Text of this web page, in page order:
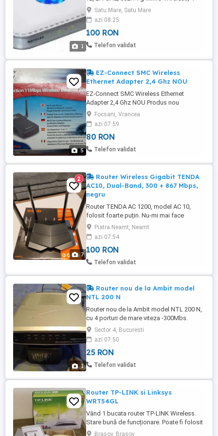
1
porturi, culoare alba cu led albastru
deasupra care se poate orpri, 7 antene
interne pentru o distanta mai mare de
emitere (RangeMax).
Satu Mare, Satu Mare
azi 08:25
100 RON
Telefon validat
5
EZ-Connect SMC Wireless
Ethernet Adapter 2,4 Ghz NOU
EZ-Connect SMC Wireless Ethernet
Adapter 2,4 Ghz NOU Produs nou
nefolosit in cutia originala cu toate
accesoriile Poze reale Pret: 80 Lei
Focsani, Vrancea
azi 07:59
80 RON
Telefon validat
7
2
Router Wireless Gigabit TENDA
AC10, Dual-Band, 300 + 867 Mbps,
negru
Router TENDA AC 1200, model AC 10,
folosit foarte puțin. Nu-mi mai face
folosință deoarece m-am mutat și mi-am
luat alt tip de abonament cu routere de la
furnizorii de internet. L-am folosit într-un
apartament cu 3 camere unde a mers
foarte bine, acoperidu-mi toata suprafata
Piatra Neamt, Neamt
azi 07:54
100 RON
Telefon validat
1
Router nou de la Ambit model
NTL 200 N
Router nou de la Ambit model NTL 200 N,
cu 4 porturi de mare viteza -300Mbs.
Perfect pentru a seta o retea interna. Are
setari din fabrica si necesita configurarea
cu datele cumparatorului. Mai multe detalii
la telefon.
Sector 4, Bucuresti
azi 07:50
25 RON
Telefon validat
Router TP-LINK si Linksys
WRT54GL
Vând 1 bucata router TP-LINK Wireless.
Stare bună de funcționare. Poate fi folosit
și împreună cu un stick de internet
Brasov, Brasov